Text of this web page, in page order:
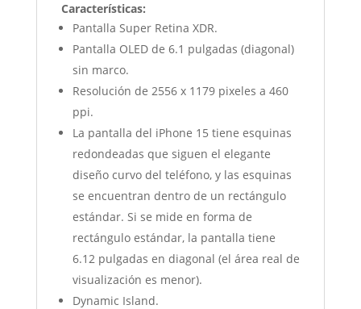
Características:
Pantalla Super Retina XDR.
Pantalla OLED de 6.1 pulgadas (diagonal)
sin marco.
Resolución de 2556 x 1179 pixeles a 460
ppi.
La pantalla del iPhone 15 tiene esquinas
redondeadas que siguen el elegante
diseño curvo del teléfono, y las esquinas
se encuentran dentro de un rectángulo
estándar. Si se mide en forma de
rectángulo estándar, la pantalla tiene
6.12 pulgadas en diagonal (el área real de
visualización es menor).
Dynamic Island.